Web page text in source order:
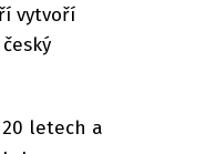
vytvoří
letech a